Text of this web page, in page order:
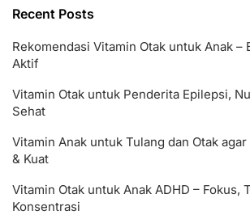
Recent Posts
Rekomendasi Vitamin Otak untuk Anak –
Aktif
Vitamin Otak untuk Penderita Epilepsi,
Sehat
Vitamin Anak untuk Tulang dan Otak
& Kuat
Vitamin Otak untuk Anak ADHD – Fokus,
Konsentrasi